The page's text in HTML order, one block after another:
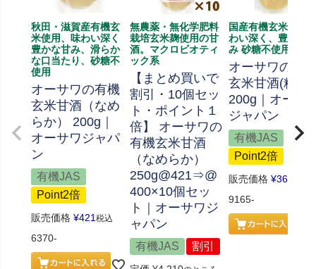
秋田・滋賀産有機玄
米使用、味わい深く
豊かな甘み、滑らか
な口当たり、砂糖不
使用
オーサワの有機
玄米甘酒（なめ
らか） 200g｜
オーサワジャパ
ン
有機JAS
Point2倍
販売価格 ¥421 税込
6370-
無農薬・無化学肥料
栽培玄米麹使用の甘
酒。マクロビオティ
ック系
【まとめ買いで
割引・10個セッ
ト・ポイント１
倍】 オーサワの
有機玄米甘酒
（なめらか）
250g@421⇒@
400×10個セッ
ト｜オーサワジ
ャパン
有機JAS 割引
国産有機玄米使用
わい深く、豊かな
み 砂糖不使用
オーサワの有
玄米甘酒(粒)
200g｜オーサ
ジャパン
有機JAS
Point2倍
販売価格 ¥367
9165-